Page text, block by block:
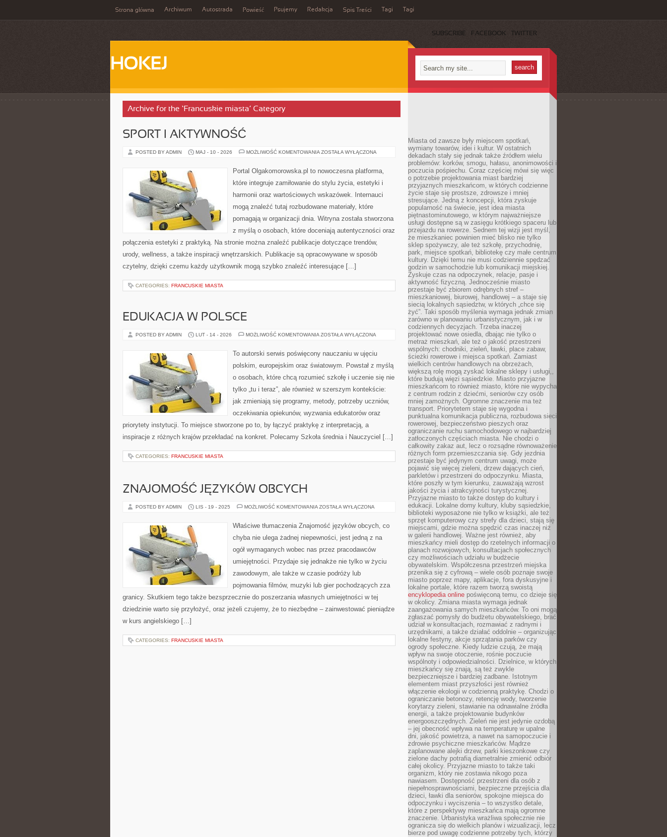
Strona główna Archiwum Autostrada Powieść Psujemy Redakcja Spis Treści Tagi Tagi
SUBSCRIBE FACEBOOK TWITTER
HOKEJ
Archive for the ‘Francuskie miasta’ Category
SPORT I AKTYWNOŚĆ
POSTED BY ADMIN MAJ - 10 - 2026 MOŻLIWOŚĆ KOMENTOWANIA SPORT
ZOSTAŁA WYŁĄCZONA
Portal Olgakomorowska.pl to nowoczesna platforma,
które integruje zamiłowanie do stylu życia, estetyki i
harmonii oraz wartościowych wskazówek. Internauci
mogą znaleźć tutaj rozbudowane materiały, które
pomagają w organizacji dnia. Witryna została stworzona
z myślą o osobach, które doceniają autentyczności oraz
połączenia estetyki z praktyką. Na stronie można znaleźć publikacje dotyczące trendów,
urody, wellness, a także inspiracji wnętrzarskich. Publikacje są opracowywane w sposób
czytelny, dzięki czemu każdy użytkownik mogą szybko znaleźć interesujące […]
CATEGORIES: FRANCUSKIE MIASTA
EDUKACJA W POLSCE
POSTED BY ADMIN LUT - 14 - 2026 MOŻLIWOŚĆ KOMENTOWANIA EDUKACJA
ZOSTAŁA WYŁĄCZONA
To autorski serwis poświęcony nauczaniu w ujęciu
polskim, europejskim oraz światowym. Powstał z myślą
o osobach, które chcą rozumieć szkołę i uczenie się nie
tylko „tu i teraz”, ale również w szerszym kontekście:
jak zmieniają się programy, metody, potrzeby uczniów,
oczekiwania opiekunów, wyzwania edukatorów oraz
priorytety instytucji. To miejsce stworzone po to, by łączyć praktykę z interpretacją, a
inspiracje z różnych krajów przekładać na konkret. Polecamy Szkoła średnia i Nauczyciel […]
CATEGORIES: FRANCUSKIE MIASTA
ZNAJOMOŚĆ JĘZYKÓW OBCYCH
POSTED BY ADMIN LIS - 19 - 2025 MOŻLIWOŚĆ KOMENTOWANIA ZNAJOMOŚĆ
ZOSTAŁA WYŁĄCZONA
Właściwe tłumaczenia Znajomość języków obcych, co
chyba nie ulega żadnej niepewności, jest jedną z na
ogół wymaganych wobec nas przez pracodawców
umiejętności. Przydaje się jednakże nie tylko w życiu
zawodowym, ale także w czasie podróży lub
pojmowania filmów, muzyki lub gier pochodzących zza
granicy. Skutkiem tego także bezsprzecznie do poszerzania własnych umiejętności w tej
dziedzinie warto się przyłożyć, oraz jeżeli czujemy, że to niezbędne – zainwestować pieniądze
w kurs angielskiego […]
CATEGORIES: FRANCUSKIE MIASTA
Miasta od zawsze były miejscem spotkań,
wymiany towarów, idei i kultur. W ostatnich
dekadach stały się jednak także źródłem wielu
problemów: korków, smogu, hałasu, anonimowości i
poczucia pośpiechu. Coraz częściej mówi się więc
o potrzebie projektowania miast bardziej
przyjaznych mieszkańcom, w których codzienne
życie staje się prostsze, zdrowsze i mniej
stresujące. Jedną z koncepcji, która zyskuje
popularność na świecie, jest idea miasta
piętnastominutowego, w którym najważniejsze
usługi dostępne są w zasięgu krótkiego spaceru lub
przejazdu na rowerze. Sednem tej wizji jest myśl,
że mieszkaniec powinien mieć blisko nie tylko
sklep spożywczy, ale też szkołę, przychodnię,
park, miejsce spotkań, bibliotekę czy małe centrum
kultury. Dzięki temu nie musi codziennie spędzać
godzin w samochodzie lub komunikacji miejskiej.
Zyskuje czas na odpoczynek, relacje, pasje i
aktywność fizyczną. Jednocześnie miasto
przestaje być zbiorem odrębnych stref –
mieszkaniowej, biurowej, handlowej – a staje się
siecią lokalnych sąsiedztw, w których „chce się
żyć”. Taki sposób myślenia wymaga jednak zmian
zarówno w planowaniu urbanistycznym, jak i w
codziennych decyzjach. Trzeba inaczej
projektować nowe osiedla, dbając nie tylko o
metraż mieszkań, ale też o jakość przestrzeni
wspólnych: chodniki, zieleń, ławki, place zabaw,
ścieżki rowerowe i miejsca spotkań. Zamiast
wielkich centrów handlowych na obrzeżach,
większą rolę mogą zyskać lokalne sklepy i usługi,,
które budują więzi sąsiedzkie. Miasto przyjazne
mieszkańcom to również miasto, które nie wypycha
z centrum rodzin z dziećmi, seniorów czy osób
mniej zamożnych. Ogromne znaczenie ma też
transport. Priorytetem staje się wygodna i
punktualna komunikacja publiczna, rozbudowa sieci
rowerowej, bezpieczeństwo pieszych oraz
ograniczanie ruchu samochodowego w najbardziej
zatłoczonych częściach miasta. Nie chodzi o
całkowity zakaz aut, lecz o rozsądne równoważenie
różnych form przemieszczania się. Gdy jezdnia
przestaje być jedynym centrum uwagi, może
pojawić się więcej zieleni, drzew dających cień,
parkletów i przestrzeni do odpoczynku. Miasta,
które poszły w tym kierunku, zauważają wzrost
jakości życia i atrakcyjności turystycznej.
Przyjazne miasto to także dostęp do kultury i
edukacji. Lokalne domy kultury, kluby sąsiedzkie,
biblioteki wyposażone nie tylko w książki, ale też
sprzęt komputerowy czy strefy dla dzieci, stają się
miejscami, gdzie można spędzić czas inaczej niż
w galerii handlowej. Ważne jest również, aby
mieszkańcy mieli dostęp do rzetelnych informacji o
planach rozwojowych, konsultacjach społecznych
czy możliwościach udziału w budżecie
obywatelskim. Współczesna przestrzeń miejska
przenika się z cyfrową – wiele osób poznaje swoje
miasto poprzez mapy, aplikacje, fora dyskusyjne i
lokalne portale, które razem tworzą swoistą
encyklopedia online poświęconą temu, co dzieje się
w okolicy. Zmiana miasta wymaga jednak
zaangażowania samych mieszkańców. To oni mogą
zgłaszać pomysły do budżetu obywatelskiego, brać
udział w konsultacjach, rozmawiać z radnymi i
urzędnikami, a także działać oddolnie – organizując
lokalne festyny, akcje sprzątania parków czy
ogrody społeczne. Kiedy ludzie czują, że mają
wpływ na swoje otoczenie, rośnie poczucie
wspólnoty i odpowiedzialności. Dzielnice, w których
mieszkańcy się znają, są też zwykle
bezpieczniejsze i bardziej zadbane. Istotnym
elementem miast przyszłości jest również
włączenie ekologii w codzienną praktykę. Chodzi o
ograniczanie betonozy, retencję wody, tworzenie
korytarzy zieleni, stawianie na odnawialne źródła
energii, a także projektowanie budynków
energooszczędnych. Zieleń nie jest jedynie ozdobą
– jej obecność wpływa na temperaturę w upalne
dni, jakość powietrza, a nawet na samopoczucie i
zdrowie psychiczne mieszkańców. Mądrze
zaplanowane alejki drzew, parki kieszonkowe czy
zielone dachy potrafią diametralnie zmienić odbiór
całej okolicy. Przyjazne miasto to także taki
organizm, który nie zostawia nikogo poza
nawiasem. Dostępność przestrzeni dla osób z
niepełnosprawnościami, bezpieczne przejścia dla
dzieci, ławki dla seniorów, spokojne miejsca do
odpoczynku i wyciszenia – to wszystko detale,
które z perspektywy mieszkańca mają ogromne
znaczenie. Urbanistyka wrażliwa społecznie nie
ogranicza się do wielkich planów i wizualizacji, lecz
bierze pod uwagę codzienne potrzeby tych, którzy